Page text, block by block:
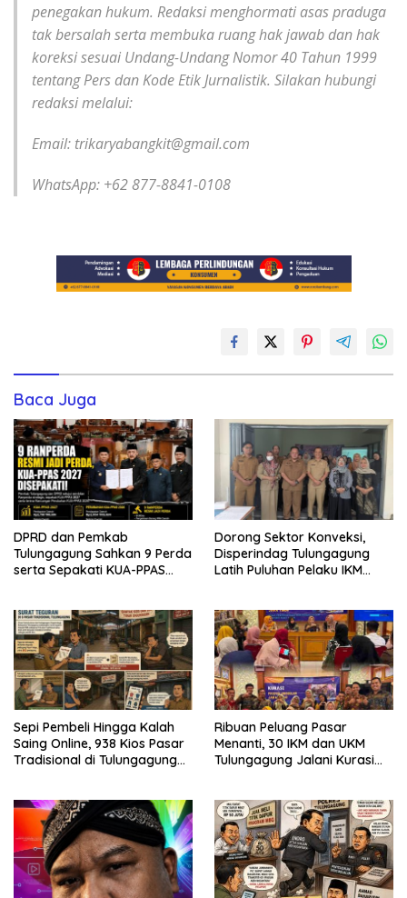
penegakan hukum. Redaksi menghormati asas praduga
tak bersalah serta membuka ruang hak jawab dan hak
koreksi sesuai Undang-Undang Nomor 40 Tahun 1999
tentang Pers dan Kode Etik Jurnalistik. Silakan hubungi
redaksi melalui:
Email: trikaryabangkit@gmail.com
WhatsApp: +62 877-8841-0108
Baca Juga
DPRD dan Pemkab
Tulungagung Sahkan 9 Perda
serta Sepakati KUA-PPAS
Dorong Sektor Konveksi,
Disperindag Tulungagung
Latih Puluhan Pelaku IKM
Sepi Pembeli Hingga Kalah
Saing Online, 938 Kios Pasar
Tradisional di Tulungagung
Ribuan Peluang Pasar
Menanti, 30 IKM dan UKM
Tulungagung Jalani Kurasi